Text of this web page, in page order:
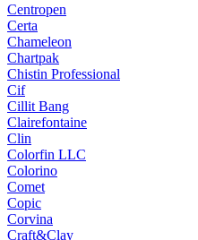
Centropen
Certa
Chameleon
Chartpak
Chistin Professional
Cif
Cillit Bang
Clairefontaine
Clin
Colorfin LLC
Colorino
Comet
Copic
Corvina
Craft&Clay